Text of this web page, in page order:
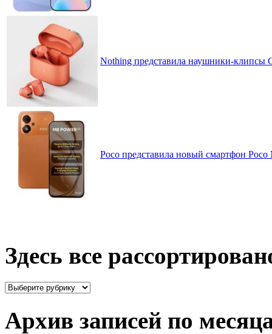
Nothing представила наушники-клипсы
Poco представила новый смартфон
Здесь все
Здесь
Архив записей по